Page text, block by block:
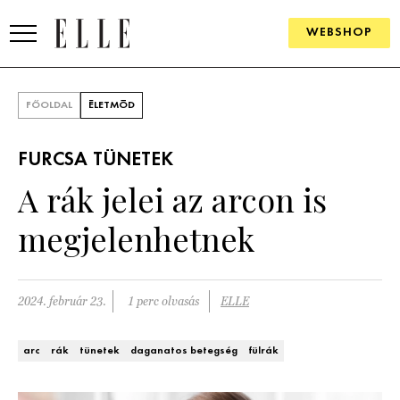
WEBSHOP
SZÉPSÉG
KULTÚRA
PSZICHÉ
ÉLETMÓD
FŐOLDAL ÉLETMÓD
FURCSA TÜNETEK
A rák jelei az arcon is
megjelenhetnek
2024. február 23. 1 perc olvasás ELLE
arc rák tünetek daganatos betegség fülrák